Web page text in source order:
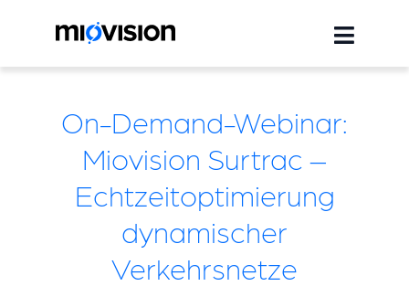
On-Demand-Webinar:
Miovision Surtrac –
Echtzeitoptimierung
dynamischer
Verkehrsnetze